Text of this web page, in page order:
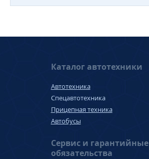
Каталог автотехники
Автотехника
Спецавтотехника
Прицепная техника
Автобусы
Сервис и гарантийные
обязательства